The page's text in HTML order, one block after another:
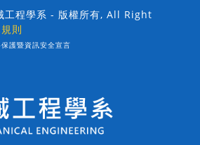
工程學系 - 版權所有, All Right
則
護暨資訊安全宣言